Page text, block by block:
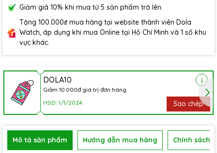
Giảm giá 10% khi mua từ 5 sản phẩm trở lên.
Tặng 100.000₫ mua hàng tại website thành viên Dola
Watch, áp dụng khi mua Online tại Hồ Chí Minh và 1 số khu
vực khác.
DOLA10
Giảm 10.000đ giá trị đơn hàng
HSD: 1/1/2024
Sao chép
Mô tả sản phẩm Hướng dẫn mua hàng Chính sách